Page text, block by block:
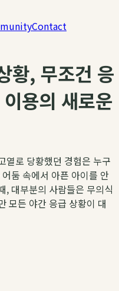
Contact
황, 무조건 응
용의 새로운
열로 당황했던 경험은 누구
둠 속에서 아픈 아이를 안
, 대부분의 사람들은 무의식
모든 야간 응급 상황이 대